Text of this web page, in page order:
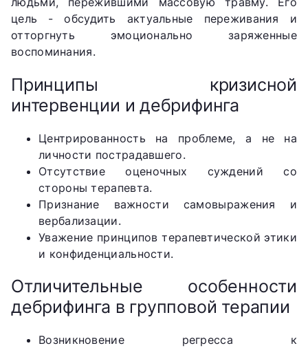
цель - обсудить актуальные переживания и
отторгнуть эмоционально заряженные
воспоминания.
Принципы кризисной
интервенции и дебрифинга
Центрированность на проблеме, а не на
личности пострадавшего.
Отсутствие оценочных суждений со
стороны терапевта.
Признание важности самовыражения и
вербализации.
Уважение принципов терапевтической этики
и конфиденциальности.
Отличительные особенности
дебрифинга в групповой терапии
Возникновение регресса к